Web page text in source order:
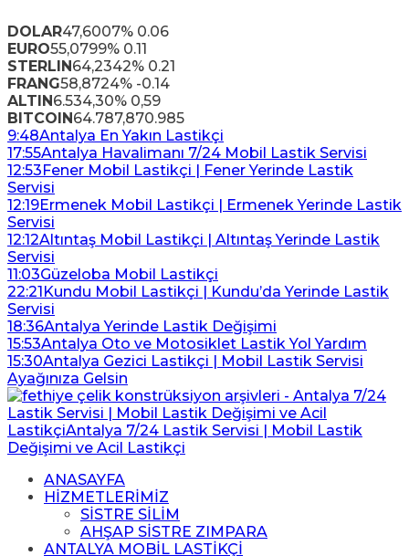
DOLAR47,6007% 0.06
EURO55,0799% 0.11
STERLIN64,2342% 0.21
FRANG58,8724% -0.14
ALTIN6.534,30% 0,59
BITCOIN64.787,870.985
9:48Antalya En Yakın Lastikçi
17:55Antalya Havalimanı 7/24 Mobil Lastik Servisi
12:53Fener Mobil Lastikçi | Fener Yerinde Lastik
Servisi
12:19Ermenek Mobil Lastikçi | Ermenek Yerinde Lastik
Servisi
12:12Altıntaş Mobil Lastikçi | Altıntaş Yerinde Lastik
Servisi
11:03Güzeloba Mobil Lastikçi
22:21Kundu Mobil Lastikçi | Kundu’da Yerinde Lastik
Servisi
18:36Antalya Yerinde Lastik Değişimi
15:53Antalya Oto ve Motosiklet Lastik Yol Yardım
15:30Antalya Gezici Lastikçi | Mobil Lastik Servisi
Ayağınıza Gelsin
ANASAYFA
HİZMETLERİMİZ
SİSTRE SİLİM
AHŞAP SİSTRE ZIMPARA
ANTALYA MOBİL LASTİKÇİ